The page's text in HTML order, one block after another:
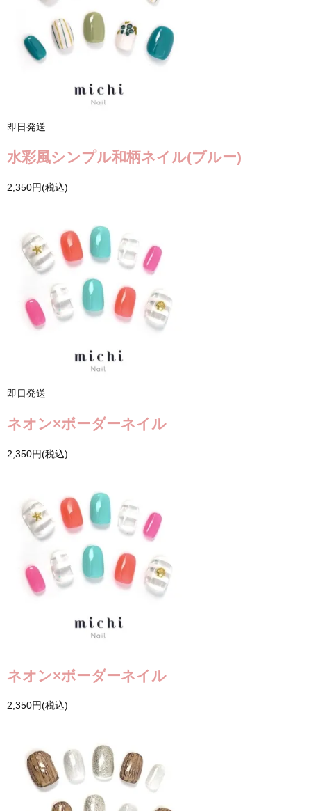
即日発送
水彩風シンプル和柄ネイル(ブルー)
2,350円(税込)
即日発送
ネオン×ボーダーネイル
2,350円(税込)
ネオン×ボーダーネイル
2,350円(税込)